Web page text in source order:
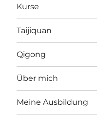
Kurse
Taijiquan
Qigong
Über mich
Meine Ausbildung